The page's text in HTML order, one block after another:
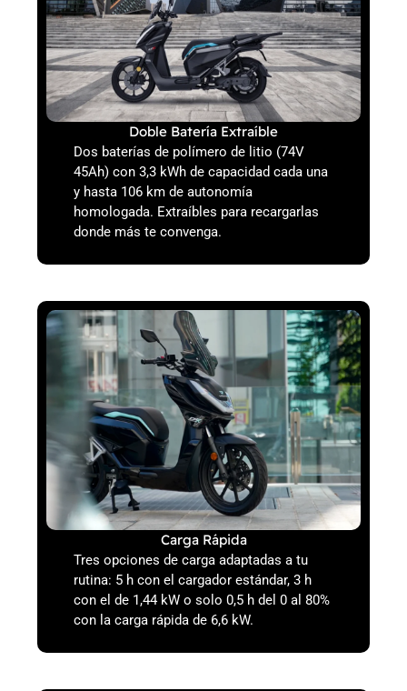
Doble Batería Extraíble
Dos baterías de polímero de litio (74V
45Ah) con 3,3 kWh de capacidad cada una
y hasta 106 km de autonomía
homologada. Extraíbles para recargarlas
donde más te convenga.
Carga Rápida
Tres opciones de carga adaptadas a tu
rutina: 5 h con el cargador estándar, 3 h
con el de 1,44 kW o solo 0,5 h del 0 al 80%
con la carga rápida de 6,6 kW.